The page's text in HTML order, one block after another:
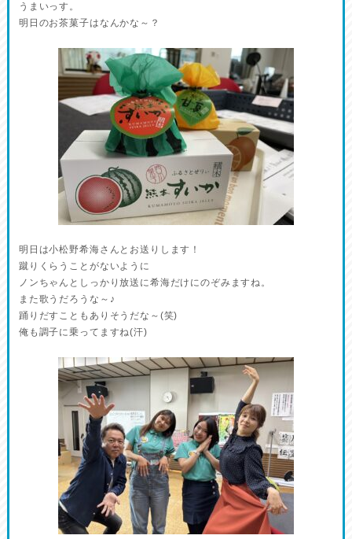
うまいっす。
明日のお茶菓子はなんかな～？
明日は小松野希海さんとお送りします！
蹴りくらうことがないように
ノンちゃんとしっかり放送に希海だけにのぞみますね。
また歌うだろうな～♪
踊りだすこともありそうだな～(笑)
俺も調子に乗ってますね(汗)